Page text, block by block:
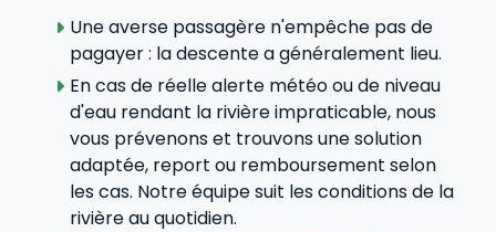
Une averse passagère n'empêche pas de
pagayer : la descente a généralement lieu.
En cas de réelle alerte météo ou de niveau
d'eau rendant la rivière impraticable, nous
vous prévenons et trouvons une solution
adaptée, report ou remboursement selon
les cas. Notre équipe suit les conditions de la
rivière au quotidien.